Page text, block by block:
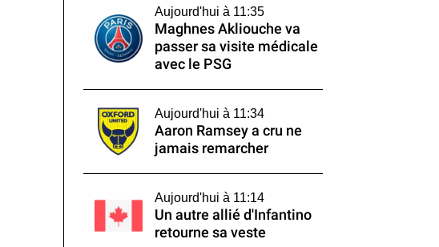
Aujourd'hui à 11:35
Maghnes Akliouche va
passer sa visite médicale
avec le PSG
Aujourd'hui à 11:34
Aaron Ramsey a cru ne
jamais remarcher
Aujourd'hui à 11:14
Un autre allié d'Infantino
retourne sa veste